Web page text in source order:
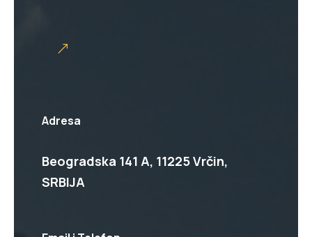
Adresa
Beogradska 141 A, 11225 Vrčin,
SRBIJA